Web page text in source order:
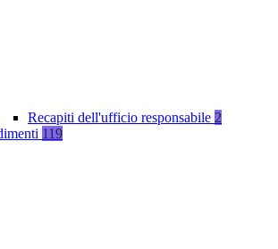
Recapiti dell'ufficio responsabile 2
119